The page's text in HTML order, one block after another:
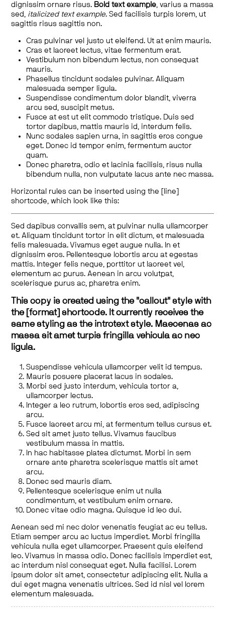
dignissim ornare risus. Bold text example, varius a massa
sed, italicized text example. Sed facilisis turpis lorem, ut
sagittis risus sagittis non.
Cras pulvinar vel justo ut eleifend. Ut at enim mauris.
Cras et laoreet lectus, vitae fermentum erat.
Vestibulum non bibendum lectus, non consequat
mauris.
Phasellus tincidunt sodales pulvinar. Aliquam
malesuada semper ligula.
Suspendisse condimentum dolor blandit, viverra
arcu sed, suscipit metus.
Fusce at est ut elit commodo tristique. Duis sed
tortor dapibus, mattis mauris id, interdum felis.
Nunc sodales sapien urna, in sagittis eros congue
eget. Donec id tempor enim, fermentum auctor
quam.
Donec pharetra, odio et lacinia facilisis, risus nulla
bibendum nulla, non vulputate lacus ante nec massa.
Horizontal rules can be inserted using the [line]
shortcode, which look like this:
Sed dapibus convallis sem, at pulvinar nulla ullamcorper
et. Aliquam tincidunt tortor in elit dictum, et malesuada
felis malesuada. Vivamus eget augue nulla. In et
dignissim eros. Pellentesque lobortis arcu at egestas
mattis. Integer felis neque, porttitor ut laoreet vel,
elementum ac purus. Aenean in arcu volutpat,
scelerisque purus ac, pharetra enim.
This copy is created using the "callout" style with
the [format] shortcode. It currently receives the
same styling as the introtext style. Maecenas ac
massa sit amet turpis fringilla vehicula ac nec
ligula.
Suspendisse vehicula ullamcorper velit id tempus.
Mauris posuere placerat lacus in sodales.
Morbi sed justo interdum, vehicula tortor a,
ullamcorper lectus.
Integer a leo rutrum, lobortis eros sed, adipiscing
arcu.
Fusce laoreet arcu mi, at fermentum tellus cursus et.
Sed sit amet justo tellus. Vivamus faucibus
vestibulum massa in mattis.
In hac habitasse platea dictumst. Morbi in sem
ornare ante pharetra scelerisque mattis sit amet
arcu.
Donec sed mauris diam.
Pellentesque scelerisque enim ut nulla
condimentum, et vestibulum enim ornare.
Donec vitae odio magna. Quisque id leo dui.
Aenean sed mi nec dolor venenatis feugiat ac eu tellus.
Etiam semper arcu ac luctus imperdiet. Morbi fringilla
vehicula nulla eget ullamcorper. Praesent quis eleifend
leo. Vivamus in massa odio. Donec facilisis imperdiet est,
ac interdum nisl consequat eget. Nulla facilisi. Lorem
ipsum dolor sit amet, consectetur adipiscing elit. Nulla a
dui eget magna venenatis ultrices. Sed id nisl vel lorem
elementum malesuada.